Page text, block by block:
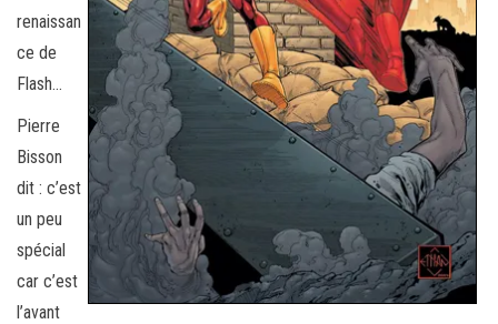
renaissan
ce de
Flash…
Pierre
Bisson
dit : c’est
un peu
spécial
car c’est
l’avant